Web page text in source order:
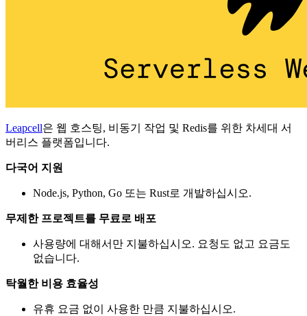
Leapcell은 웹 호스팅, 비동기 작업 및 Redis를 위한 차세대 서
버리스 플랫폼입니다.
다국어 지원
Node.js, Python, Go 또는 Rust로 개발하십시오.
무제한 프로젝트를 무료로 배포
사용량에 대해서만 지불하십시오. 요청도 없고 요금도
없습니다.
탁월한 비용 효율성
유휴 요금 없이 사용한 만큼 지불하십시오.